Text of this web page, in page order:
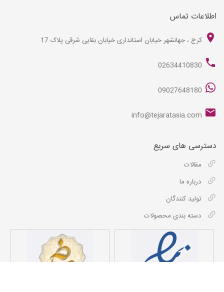
اطلاعات تماس
کرج ، جهانشهر خیابان استانداری خیابان بقایی شرقی پلاک 17
02634410830
09027648180
info@tejaratasia.com
دسترسی های سریع
مقالات
درباره ما
تولید کنندگان
دسته بندی محصولات